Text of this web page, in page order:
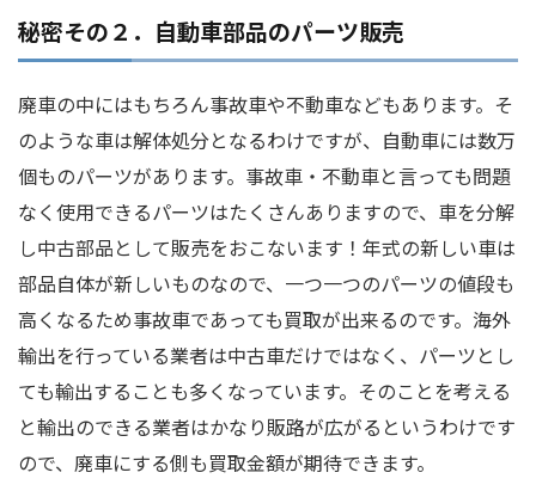
秘密その２．自動車部品のパーツ販売
廃車の中にはもちろん事故車や不動車などもあります。そ
のような車は解体処分となるわけですが、自動車には数万
個ものパーツがあります。事故車・不動車と言っても問題
なく使用できるパーツはたくさんありますので、車を分解
し中古部品として販売をおこないます！年式の新しい車は
部品自体が新しいものなので、一つ一つのパーツの値段も
高くなるため事故車であっても買取が出来るのです。海外
輸出を行っている業者は中古車だけではなく、パーツとし
ても輸出することも多くなっています。そのことを考える
と輸出のできる業者はかなり販路が広がるというわけです
ので、廃車にする側も買取金額が期待できます。